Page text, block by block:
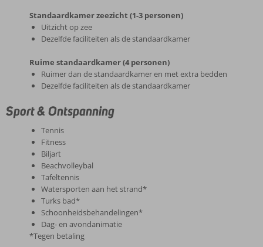
Standaardkamer zeezicht (1-3 personen)
Uitzicht op zee
Dezelfde faciliteiten als de standaardkamer
Ruime standaardkamer (4 personen)
Ruimer dan de standaardkamer en met extra bedden
Dezelfde faciliteiten als de standaardkamer
Sport & Ontspanning
Tennis
Fitness
Biljart
Beachvolleybal
Tafeltennis
Watersporten aan het strand*
Turks bad*
Schoonheidsbehandelingen*
Dag- en avondanimatie
*Tegen betaling